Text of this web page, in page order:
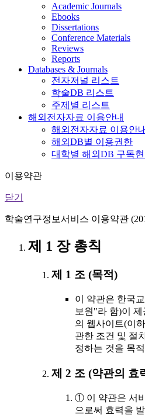
Academic Journals
Ebooks
Dissertations
Conference Materials
Reviews
Reports
Databases & Journals
전자저널 리스트
학술DB 리스트
주제별 리스트
해외전자자료 이용안내
해외전자자료 이용안내
해외DB별 이용권한
대학별 해외DB 구독
이용약관
닫기
학술연구정보서비스 이용약관
제 1 장 총칙
제 1 조 (목적)
이 약관은 한국
보원"라 함)이
의 웹사이트(이
관한 조건 및 절
정하는 것을 목
제 2 조 (약관의 효
① 이 약관은 서
으로써 효력을